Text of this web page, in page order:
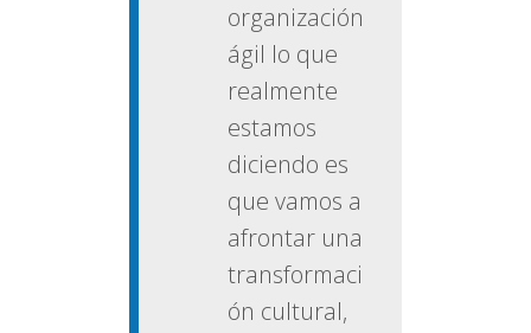
organización
ágil lo que
realmente
estamos
diciendo es
que vamos a
afrontar una
transformaci
ón cultural,